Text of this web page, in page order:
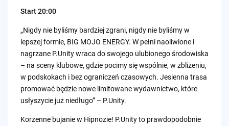
Start 20:00
„Nigdy nie byliśmy bardziej zgrani, nigdy nie byliśmy w
lepszej formie, BIG MOJO ENERGY. W pełni naoliwione i
nagrzane P.Unity wraca do swojego ulubionego środowiska
– na sceny klubowe, gdzie pocimy się wspólnie, w zbliżeniu,
w podskokach i bez ograniczeń czasowych. Jesienna trasa
promować będzie nowe limitowane wydawnictwo, które
usłyszycie już niedługo” – P.Unity.
Korzenne bujanie w Hipnozie! P.Unity to prawdopodobnie